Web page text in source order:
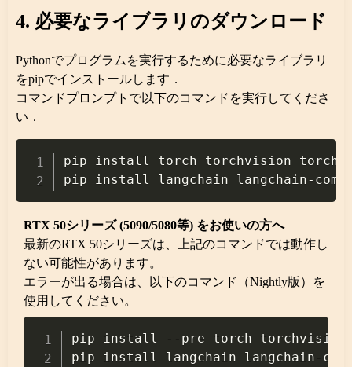
4. 必要なライブラリのダウンロード
Pythonでプログラムを実行するために必要なライブラリ
をpipでインストールします．
コマンドプロンプトで以下のコマンドを実行してくださ
い．
pip install torch torchvision
RTX 50シリーズ (5090/5080等) をお使いの方へ
最新のRTX 50シリーズは、上記のコマンドでは動作し
ない可能性があります。
エラーが出る場合は、以下のコマンド（Nightly版）を
使用してください。
pip install --pre torch torchvision